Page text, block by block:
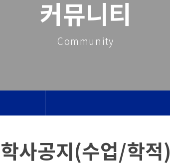
커뮤니티
Community
학사공지(수업/학적)